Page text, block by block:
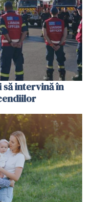
intervină în